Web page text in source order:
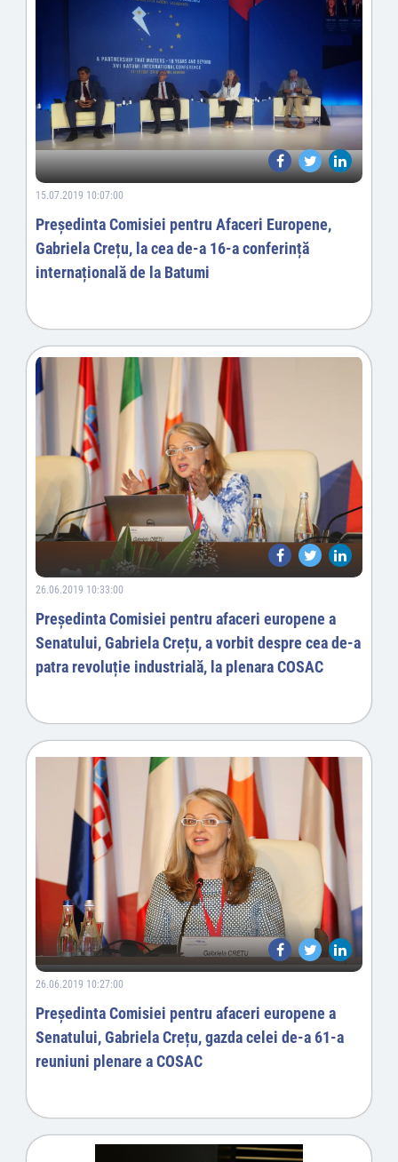
15.07.2019 10:07:00
Președinta Comisiei pentru Afaceri Europene,
Gabriela Crețu, la cea de-a 16-a conferință
internațională de la Batumi
26.06.2019 10:33:00
Preşedinta Comisiei pentru afaceri europene a
Senatului, Gabriela Crețu, a vorbit despre cea de-a
patra revoluție industrială, la plenara COSAC
26.06.2019 10:27:00
Preşedinta Comisiei pentru afaceri europene a
Senatului, Gabriela Crețu, gazda celei de-a 61-a
reuniuni plenare a COSAC